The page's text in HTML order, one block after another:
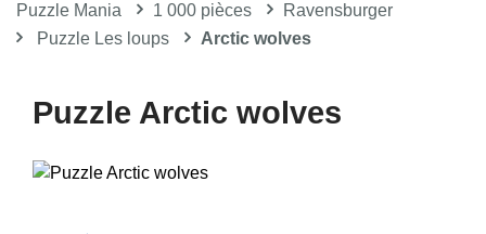
Puzzle Mania 1 000 pièces
Ravensburger
Puzzle Les loups
Arctic wolves
Puzzle Arctic wolves